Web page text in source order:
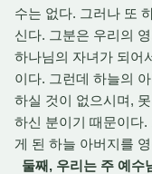
수는 없다. 그러나 또
신다. 그분은 우리의
하나님의 자녀가 되어
이다. 그런데 하늘의
하실 것이 없으시며,
하신 분이기 때문이다
게 된 하늘 아버지를
둘째, 우리는 주 예수